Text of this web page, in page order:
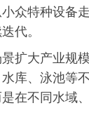
众特种设备
代。
扩大产业规
库、泳池等
在不同水域